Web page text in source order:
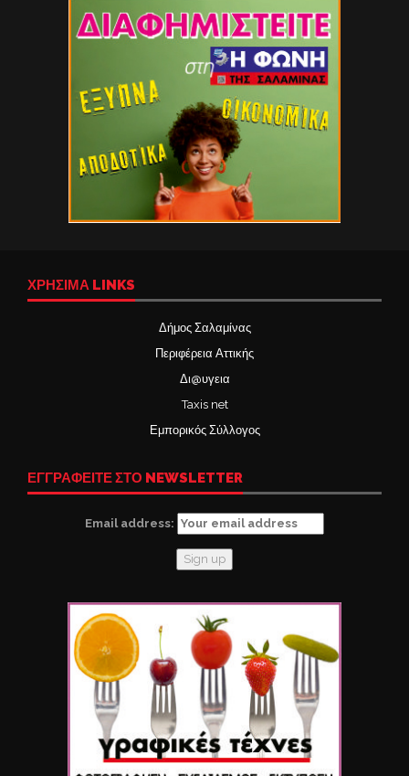
ΧΡΉΣΙΜΑ LINKS
Δήμος Σαλαμίνας
Περιφέρεια Αττικής
Δι@υγεια
Taxis net
Εμπορικός Σύλλογος
ΕΓΓΡΑΦΕΙΤΕ ΣΤΟ NEWSLETTER
Email address: